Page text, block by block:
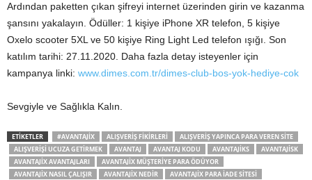
Ardından paketten çıkan şifreyi internet üzerinden girin ve kazanma
şansını yakalayın. Ödüller: 1 kişiye iPhone XR telefon, 5 kişiye
Oxelo scooter 5XL ve 50 kişiye Ring Light Led telefon ışığı. Son
katılım tarihi: 27.11.2020. Daha fazla detay isteyenler için
kampanya linki: www.dimes.com.tr/dimes-club-bos-yok-hediye-cok
Sevgiyle ve Sağlıkla Kalın.
ETIKETLER #AVANTAJIX ALIŞVERIŞ FIKIRLERI
ALIŞVERIŞ YAPINCA PARA VEREN SITE
ALIŞVERIŞI UCUZA GETIRMEK
AVANTAJ AVANTAJ KODU AVANTAJIKS
AVANTAJISK
AVANTAJIX AVANTAJLARI
AVANTAJIX MÜŞTERIYE PARA ÖDÜYOR
AVANTAJIX NASIL ÇALIŞIR
AVANTAJIX NEDIR
AVANTAJIX PARA IADE SITESI